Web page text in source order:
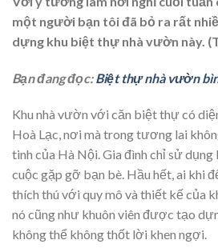
một người bạn tôi đã bỏ ra rất
dựng khu biệt thự nhà vườn này.
Bạn đang đọc:Biệt thự nhà vườn
Khu nhà vườn với căn biệt thự có
Hoà Lạc, nơi mà trong tương lai
tinh của Hà Nội. Gia đình chỉ sử dụng
cuộc gặp gỡ bạn bè. Hầu hết, ai khi
thích thú với quy mô và thiết kế của
nó cũng như khuôn viên được tạo
không thể không thốt lời khen ngợi.